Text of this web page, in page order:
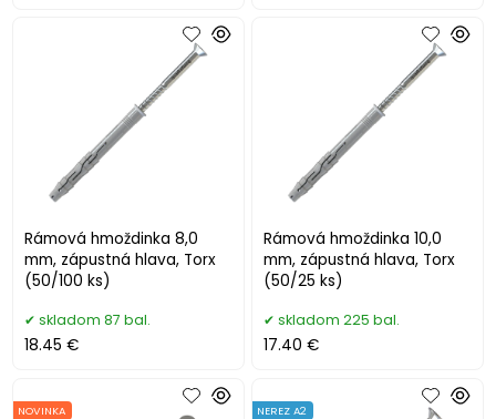
Rámová hmoždinka 8,0
mm, zápustná hlava, Torx
(50/100 ks)
skladom 87 bal.
18.45 €
Rámová hmoždinka 10,0
mm, zápustná hlava, Torx
(50/25 ks)
skladom 225 bal.
17.40 €
NOVINKA
NEREZ A2